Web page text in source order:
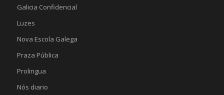
Galicia Confidencial
Luzes
Nova Escola Galega
Praza Pública
Prolingua
Nós diario